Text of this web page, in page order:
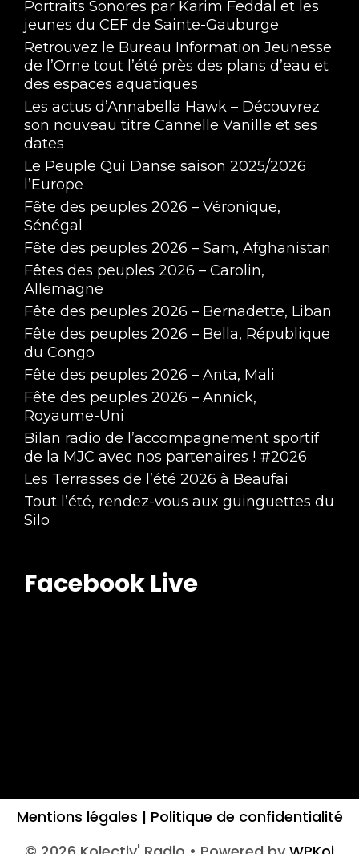
Portraits Sonores par Karim Feddal et les
jeunes du CEF de Sainte-Gauburge
Retrouvez le Bureau Information Jeunesse
de l’Orne tout l’été près des plans d’eau et
des espaces aquatiques
Les actus d’Annabella Hawk – Découvrez
son nouveau titre Cannelle Vanille et ses
dates
Le Peuple Qui Danse saison 2025/2026
l’Europe
Fête des peuples 2026 – Véronique,
Sénégal
Fête des peuples 2026 – Sam, Afghanistan
Fêtes des peuples 2026 – Carolin,
Allemagne
Fête des peuples 2026 – Bernadette, Liban
Fête des peuples 2026 – Bella, République
du Congo
Fête des peuples 2026 – Anta, Mali
Fête des peuples 2026 – Annick,
Royaume-Uni
Bilan radio de l’accompagnement sportif
de la MJC avec nos partenaires ! #2026
Les Terrasses de l’été 2026 à Beaufai
Tout l’été, rendez-vous aux guinguettes du
Silo
Facebook Live
Mentions légales | Politique de confidentialité